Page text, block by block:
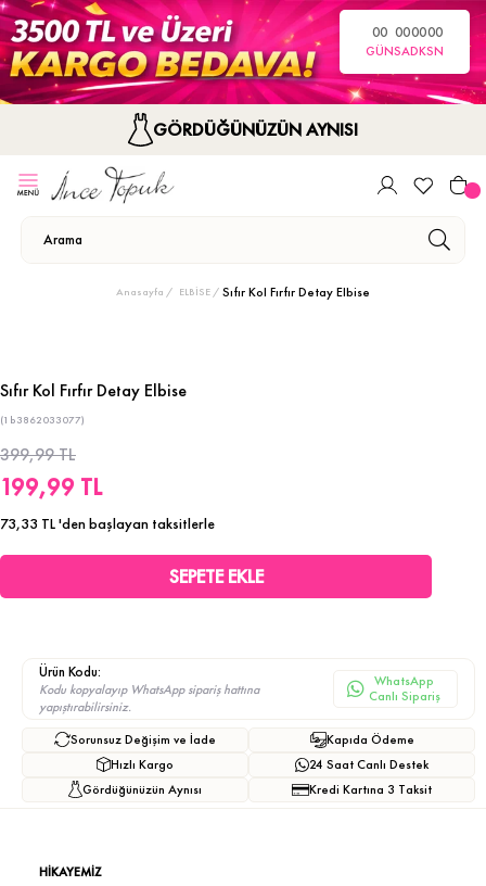
00
GÜN
00
SA
00
DK
00
SN
GÖRDÜĞÜNÜZÜN AYNISI
Anasayfa ELBİSE Sıfır Kol Fırfır Detay Elbise
Sıfır Kol Fırfır Detay Elbise
(1b3862033077)
399,99 TL
199,99 TL
73,33 TL'den başlayan taksitlerle
Ürün Kodu:
Kodu kopyalayıp WhatsApp sipariş hattına
yapıştırabilirsiniz.
WhatsApp
Canlı Sipariş
Sorunsuz Değişim ve İade
Hızlı Kargo
Gördüğünüzün Aynısı
Kapıda Ödeme
24 Saat Canlı Destek
Kredi Kartına 3 Taksit
HİKAYEMİZ